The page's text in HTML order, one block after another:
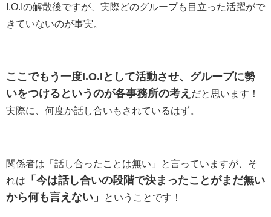
I.O.Iの解散後ですが、実際どのグループも目立った活躍がで
きていないのが事実。
ここでもう一度I.O.Iとして活動させ、グループに勢
いをつけるというのが各事務所の考え だと思います！
実際に、何度か話し合いもされているはず。
関係者は「話し合ったことは無い」と言っていますが、そ
れは
「今は話し合いの段階で決まったことがまだ無い
から何も言えない」
ということです！